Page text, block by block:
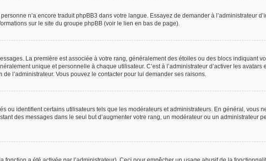
n’a encore traduit phpBB3 dans votre langue. Essayez de demander à l’administrateur
sur le site du groupe phpBB (voir le lien en bas de page).
La première est associée à votre rang, généralement des étoiles ou des blocs indiquant
unique et personnelle à chaque utilisateur. C’est à l’administrateur d’activer les
l’administrateur. Vous pouvez le contacter pour lui demander ses raisons.
ou identifient certains utilisateurs tels que les modérateurs et administrateurs. En général, vous
des messages dans le seul but d’augmenter votre rang, un modérateur ou un administrateur